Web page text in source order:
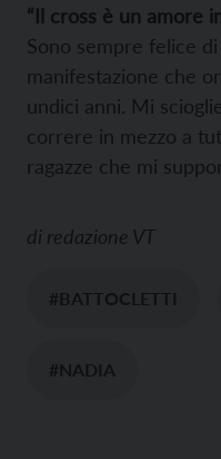
“Il cross è un amore
Sono sempre felice
manifestazione che
undici anni. Mi
correre in mezzo a
ragazze che mi
di redazione VT
#BATTOCLETTI
#NADIA